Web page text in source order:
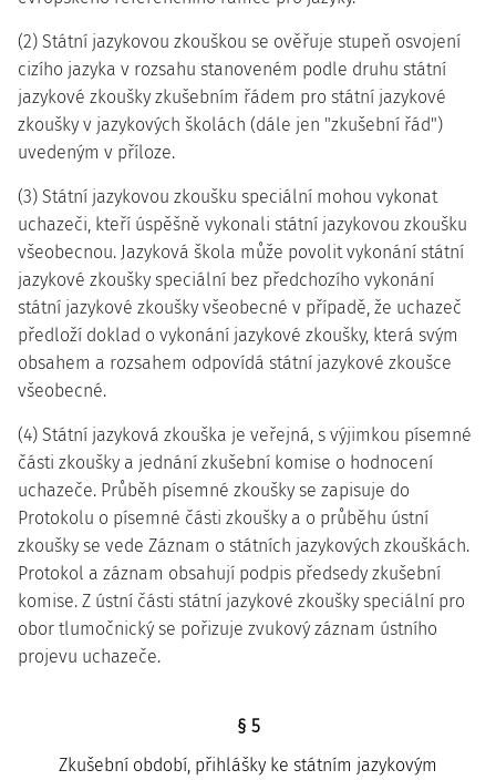
(2) Státní jazykovou zkouškou se ověřuje stupeň osvojení
cizího jazyka v rozsahu stanoveném podle druhu státní
jazykové zkoušky zkušebním řádem pro státní jazykové
zkoušky v jazykových školách (dále jen "zkušební řád")
uvedeným v příloze.
(3) Státní jazykovou zkoušku speciální mohou vykonat
uchazeči, kteří úspěšně vykonali státní jazykovou zkoušku
všeobecnou. Jazyková škola může povolit vykonání státní
jazykové zkoušky speciální bez předchozího vykonání
státní jazykové zkoušky všeobecné v případě, že uchazeč
předloží doklad o vykonání jazykové zkoušky, která svým
obsahem a rozsahem odpovídá státní jazykové zkoušce
všeobecné.
(4) Státní jazyková zkouška je veřejná, s výjimkou písemné
části zkoušky a jednání zkušební komise o hodnocení
uchazeče. Průběh písemné zkoušky se zapisuje do
Protokolu o písemné části zkoušky a o průběhu ústní
zkoušky se vede Záznam o státních jazykových zkouškách.
Protokol a záznam obsahují podpis předsedy zkušební
komise. Z ústní části státní jazykové zkoušky speciální pro
obor tlumočnický se pořizuje zvukový záznam ústního
projevu uchazeče.
§ 5
Zkušební období, přihlášky ke státním jazykovým